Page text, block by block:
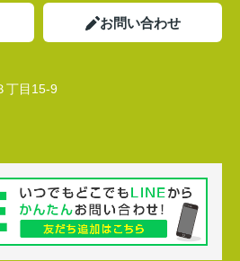
お問い合わせ
丁目15-9